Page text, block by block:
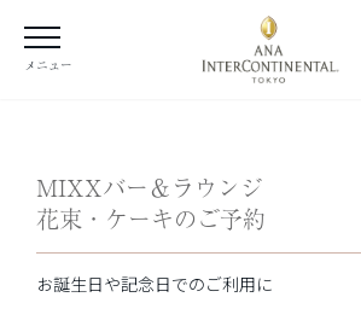
メニュー
MIXXバー＆ラウンジ
花束・ケーキのご予約
お誕生日や記念日でのご利用に